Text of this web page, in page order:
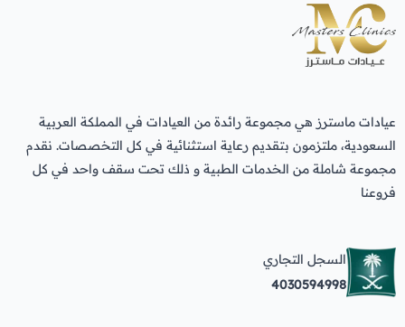
عيادات ماسترز هي مجموعة رائدة من العيادات في المملكة العربية
السعودية، ملتزمون بتقديم رعاية استثنائية في كل التخصصات. نقدم
مجموعة شاملة من الخدمات الطبية و ذلك تحت سقف واحد في كل
فروعنا
السجل التجاري
4030594998